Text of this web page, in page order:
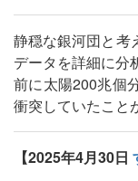
静穏な銀河団と考
データを詳細に分
前に太陽200兆個
衝突していたこと
【2025年4月30日